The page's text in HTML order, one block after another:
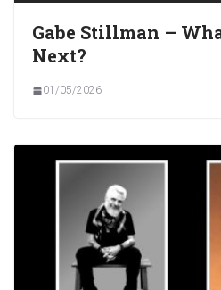
Gabe Stillman –
Next?
01/05/2026